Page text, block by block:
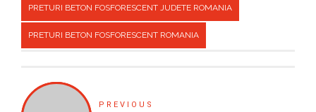
PRETURI BETON FOSFORESCENT JUDETE ROMANIA
PRETURI BETON FOSFORESCENT ROMANIA
PREVIOUS